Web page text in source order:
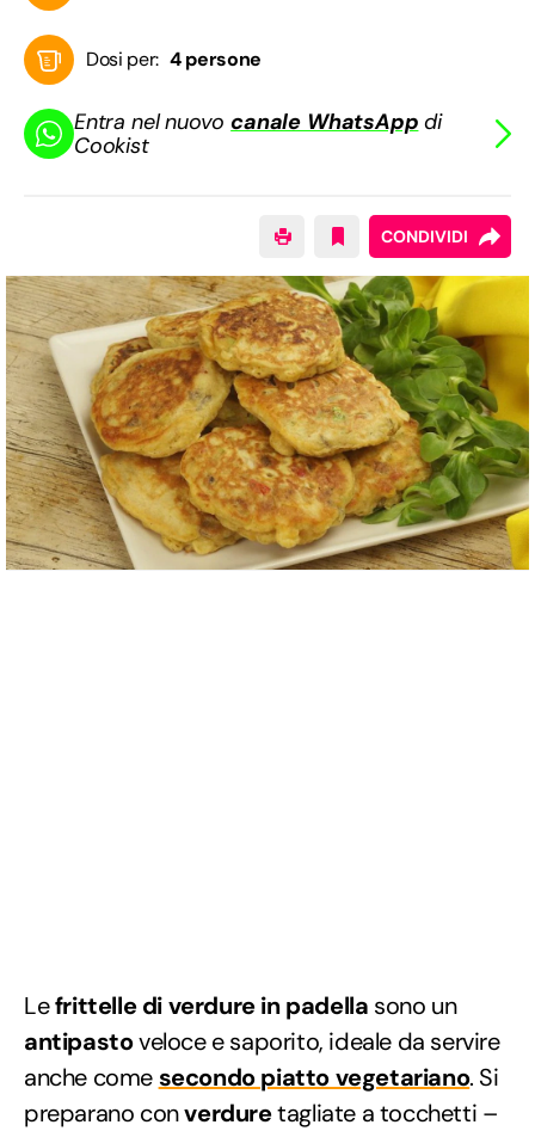
Dosi per: 4 persone
Entra nel nuovocanale WhatsApp di
Cookist
CONDIVIDI
Lefrittelle di verdure in padella sono un
antipastoveloce e saporito, ideale da servire
anche come secondo piatto vegetariano. Si
preparano converduretagliate a tocchetti –